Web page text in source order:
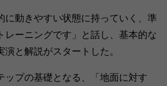
に動きやすい状態に持っていく、準
レーニングです」と話し、基本的な
と解説がスタートした。
ップの基礎となる、「地面に対す